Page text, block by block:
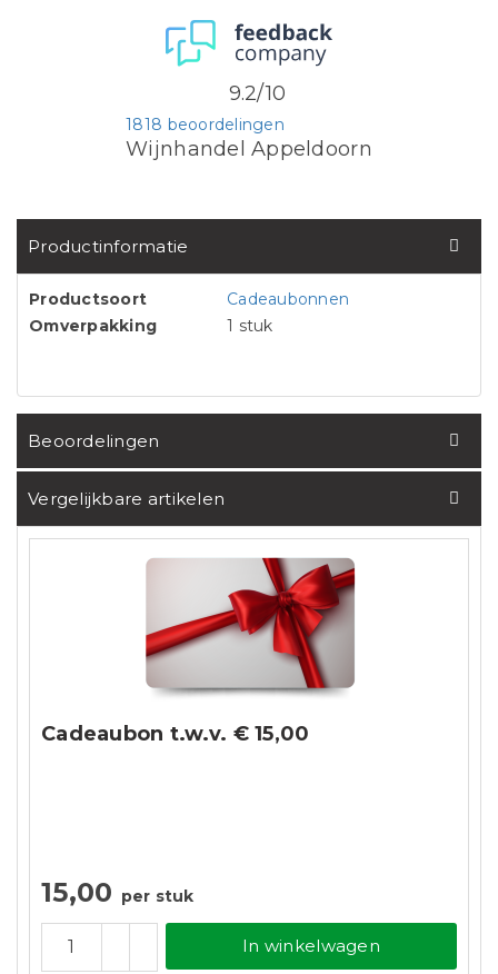
Wijnhandel Appeldoorn
1818 beoordelingen
9.2/10
Productinformatie
Productsoort
Cadeaubonnen
Omverpakking
1 stuk
Beoordelingen
Vergelijkbare artikelen
Cadeaubon t.w.v. € 15,00
15,00 per stuk
In winkelwagen